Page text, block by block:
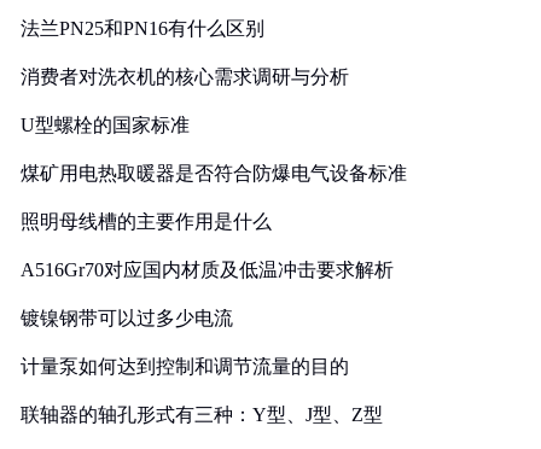
法兰PN25和PN16有什么区别
消费者对洗衣机的核心需求调研与分析
U型螺栓的国家标准
煤矿用电热取暖器是否符合防爆电气设备标准
照明母线槽的主要作用是什么
A516Gr70对应国内材质及低温冲击要求解析
镀镍钢带可以过多少电流
计量泵如何达到控制和调节流量的目的
联轴器的轴孔形式有三种：Y型、J型、Z型